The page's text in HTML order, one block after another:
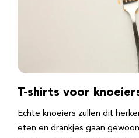
T-shirts voor
Echte knoeiers zullen dit
eten en drankjes gaan